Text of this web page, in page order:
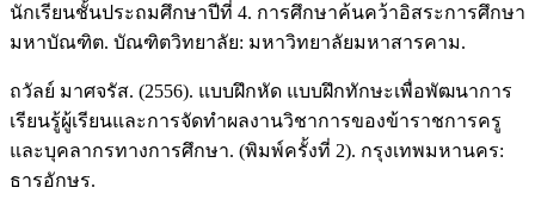
นักเรียนชั้นประถมศึกษาปีที่ 4. การศึกษาค้นคว้าอิสระการศึกษา
มหาบัณฑิต. บัณฑิตวิทยาลัย: มหาวิทยาลัยมหาสารคาม.
ถวัลย์ มาศจรัส. (2556). แบบฝึกหัด แบบฝึกทักษะเพื่อพัฒนาการ
เรียนรู้ผู้เรียนและการจัดทำผลงานวิชาการของข้าราชการครู
และบุคลากรทางการศึกษา. (พิมพ์ครั้งที่ 2). กรุงเทพมหานคร:
ธารอักษร.